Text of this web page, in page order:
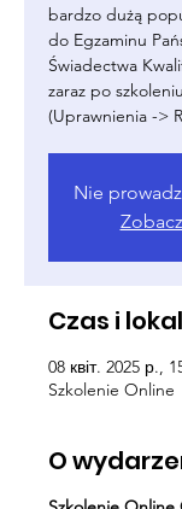
bardzo dużą
do Egzaminu
Świadectwa
zaraz po
(Uprawnienia ->
Nie
Czas i
08 квіт. 2025 р.,
Szkolenie Online
O